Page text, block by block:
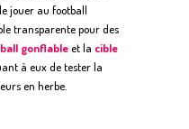
jouer au football
transparente pour des
gonflableet la cible
à eux de tester la
en herbe.